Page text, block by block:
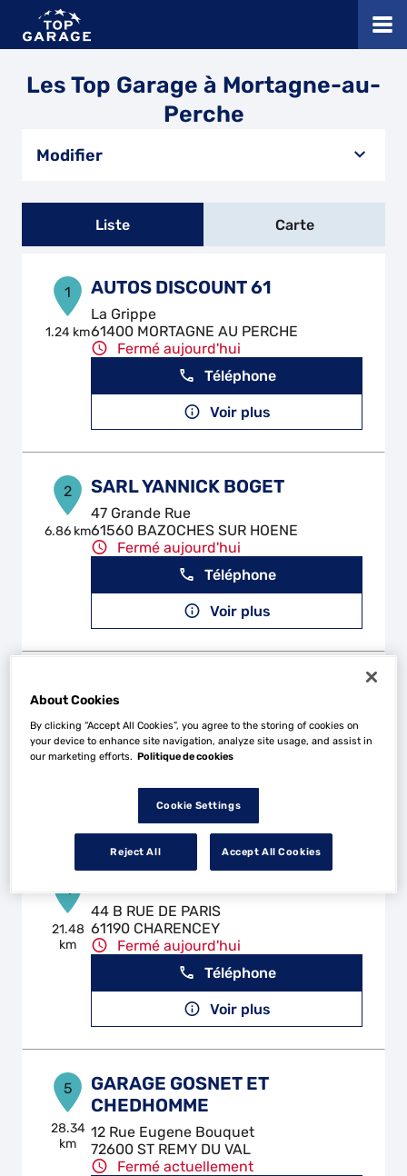
Les Top Garage à Mortagne-au-
Perche
Modifier
Liste Carte
1
1.24 km
AUTOS DISCOUNT 61
La Grippe
61400 MORTAGNE AU PERCHE
Fermé aujourd'hui
Téléphone
Voir plus
2
6.86 km
SARL YANNICK BOGET
47 Grande Rue
61560 BAZOCHES SUR HOENE
Fermé aujourd'hui
Téléphone
Voir plus
15.68
km
61290 LONGNY LES VILLAGES
Fermé aujourd'hui
Voir plus
4
21.48
km
44 B RUE DE PARIS
61190 CHARENCEY
Fermé aujourd'hui
Téléphone
Voir plus
5
28.34
km
GARAGE GOSNET ET
CHEDHOMME
12 Rue Eugene Bouquet
72600 ST REMY DU VAL
Fermé actuellement
About Cookies
By clicking “Accept All Cookies”, you agree to the storing of cookies on
your device to enhance site navigation, analyze site usage, and assist in
our marketing efforts. Politique de cookies
Cookie Settings
Reject All Accept All Cookies